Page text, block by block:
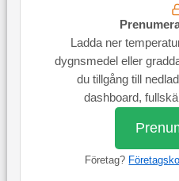
Ladda ner
dygnsmedel eller
du tillgång till
dashboard,
Företag?